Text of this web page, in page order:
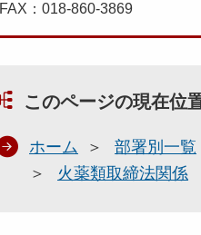
FAX：018-860-3869
このページの現在位
ホーム 部署別一覧
火薬類取締法関係